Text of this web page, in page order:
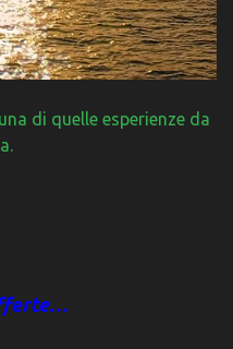
di quelle esperienze da